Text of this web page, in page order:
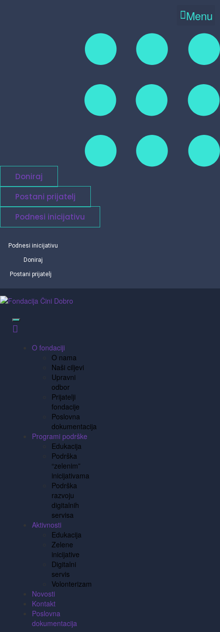
Menu
Doniraj
Postani prijatelj
Podnesi inicijativu
Podnesi inicijativu
Doniraj
Postani prijatelj
O fondaciji
O nama
Naši ciljevi
Upravni
odbor
Prijatelji
fondacije
Poslovna
dokumentacija
Programi podrške
Edukacija
Podrška
“zelenim”
inicijativama
Podrška
razvoju
digitalnih
servisa
Aktivnosti
Edukacija
Zelene
inicijative
Digitalni
servis
Volonterizam
Novosti
Kontakt
Poslovna
dokumentacija